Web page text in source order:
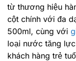
từ thương hiệu
cột chính với đa
500ml, cùng với
loại nước tăng
khách hàng trẻ